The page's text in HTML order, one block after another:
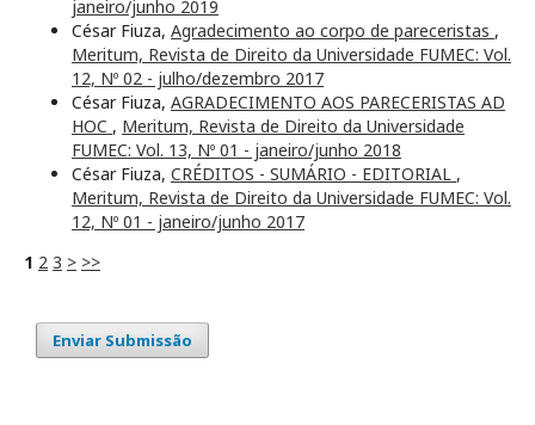
janeiro/junho 2019
César Fiuza, Agradecimento ao corpo de pareceristas ,
Meritum, Revista de Direito da Universidade FUMEC: Vol.
12, Nº 02 - julho/dezembro 2017
César Fiuza, AGRADECIMENTO AOS PARECERISTAS AD
HOC , Meritum, Revista de Direito da Universidade
FUMEC: Vol. 13, Nº 01 - janeiro/junho 2018
César Fiuza, CRÉDITOS - SUMÁRIO - EDITORIAL ,
Meritum, Revista de Direito da Universidade FUMEC: Vol.
12, Nº 01 - janeiro/junho 2017
1 2 3 > >>
Enviar Submissão